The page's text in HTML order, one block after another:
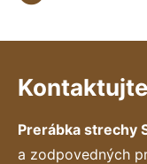
Prerábka strechy
a zodpovedných